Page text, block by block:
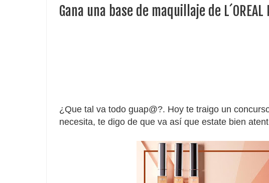
Gana una base de maquillaje de L´OREAL
¿Que tal va todo guap@?. Hoy te traigo un
necesita, te digo de que va así que estate bien